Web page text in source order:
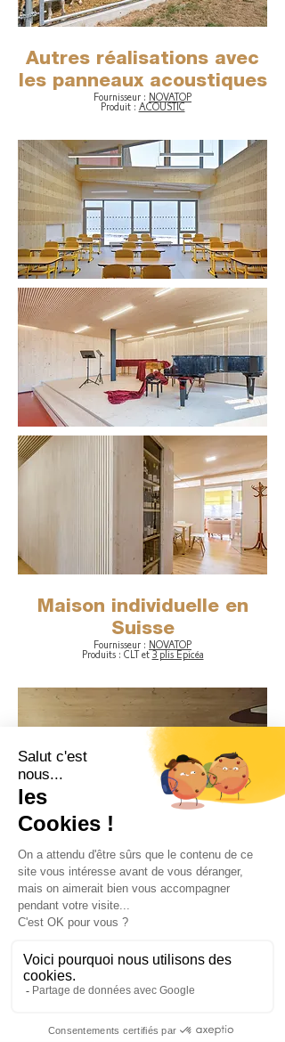
Autres réalisations avec
les panneaux acoustiques
Fournisseur : NOVATOP
Produit : ACOUSTIC
Maison individuelle en
Suisse
Fournisseur : NOVATOP
Produits : CLT et 3 plis Epicéa